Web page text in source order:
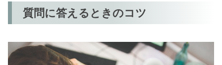
質問に答えるときのコツ